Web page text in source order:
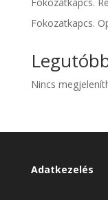
Fokozatkapcs.
Nincs
Adatkezelés